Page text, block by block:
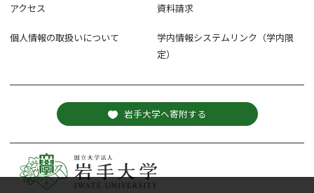
アクセス 資料請求
個人情報の取扱いについて
学内情報システムリンク（学内限
定）
岩手大学へ寄附する